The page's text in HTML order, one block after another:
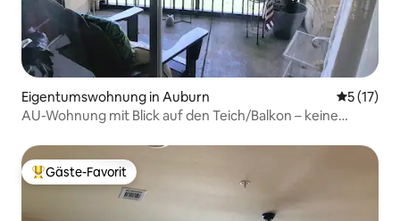
Eigentumswohnung in Auburn
5 (17)
AU-Wohnung mit Blick auf den Teich/Balkon – keine
Beliebter Gäste-Favorit.
Gäste-Favorit